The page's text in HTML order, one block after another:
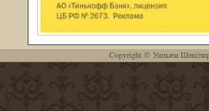
Copyright © Уильям